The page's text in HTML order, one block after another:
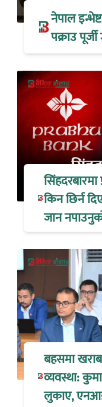
नेपाल
पक्राउ पूर्जी
किन छिर्न
जान
बहसमा
व्यवस्था:
लुकाए,